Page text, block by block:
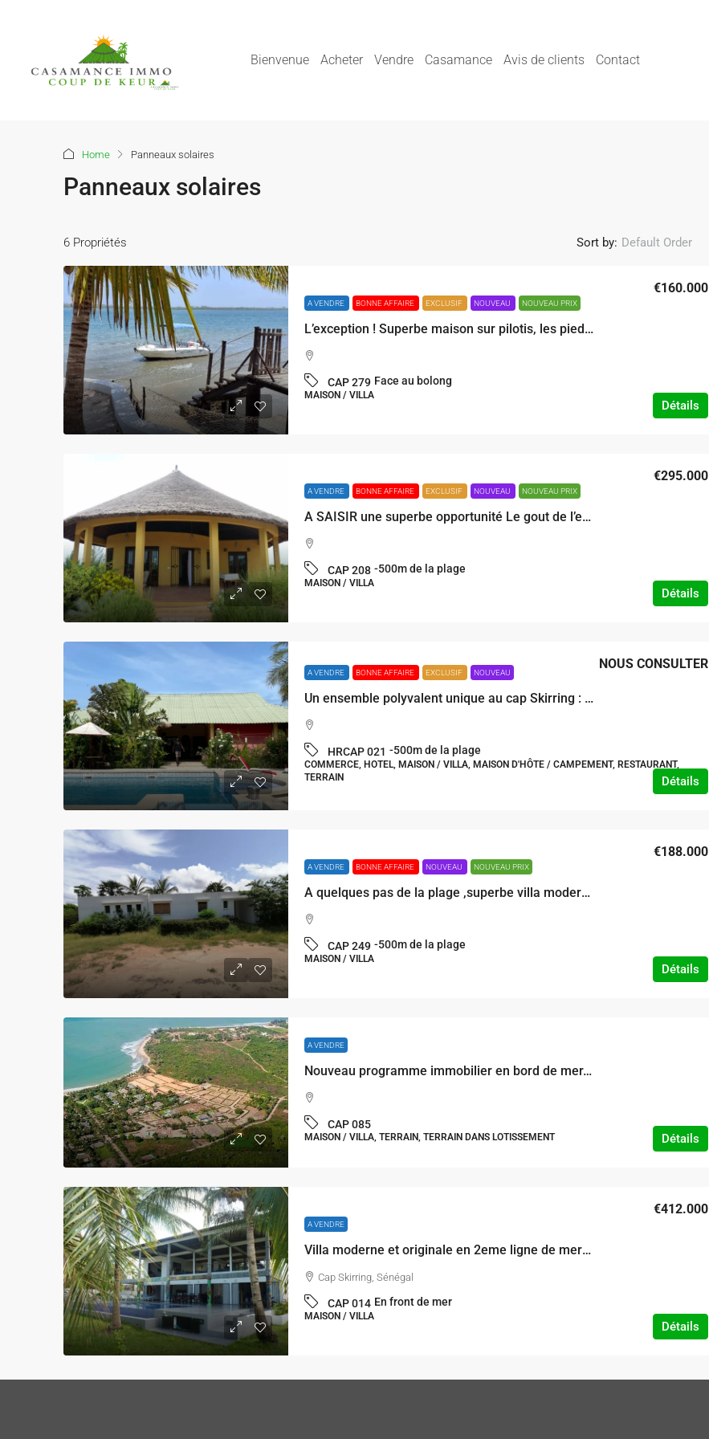
Bienvenue Acheter Vendre Casamance Avis de clients Contact
Home Panneaux solaires
Panneaux solaires
6 Propriétés Sort by: Default Order
A VENDRE BONNE AFFAIRE EXCLUSIF NOUVEAU NOUVEAU PRIX
L’exception ! Superbe maison sur pilotis, les pieds dans l’eau La perle des Iles
€160.000
CAP 279 Face au bolong
MAISON / VILLA
Détails
A VENDRE BONNE AFFAIRE EXCLUSIF NOUVEAU NOUVEAU PRIX
A SAISIR une superbe opportunité Le gout de l’exigence grande maison de charme sur 5500m² de terrain surplombant l’océan
€295.000
CAP 208 -500m de la plage
MAISON / VILLA
Détails
A VENDRE BONNE AFFAIRE EXCLUSIF NOUVEAU
Un ensemble polyvalent unique au cap Skirring : un plongeon dans L’aventure
NOUS CONSULTER
HRCAP 021 -500m de la plage
COMMERCE, HOTEL, MAISON / VILLA, MAISON D'HÔTE / CAMPEMENT, RESTAURANT,
TERRAIN
Détails
A VENDRE BONNE AFFAIRE NOUVEAU NOUVEAU PRIX
A quelques pas de la plage ,superbe villa moderne de trois chambres
€188.000
CAP 249 -500m de la plage
MAISON / VILLA
Détails
A VENDRE
Nouveau programme immobilier en bord de mer, Villas 1 à 4 chambres
CAP 085
MAISON / VILLA, TERRAIN, TERRAIN DANS LOTISSEMENT Détails
A VENDRE
Villa moderne et originale en 2eme ligne de mer à Cap Skirring
€412.000
Cap Skirring, Sénégal
CAP 014 En front de mer
MAISON / VILLA
Détails